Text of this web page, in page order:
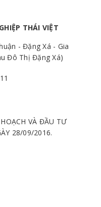
THÁI VIỆT
- Đặng Xá - Gia
Đô Thị Đặng Xá)
VÀ ĐẦU TƯ
28/09/2016.